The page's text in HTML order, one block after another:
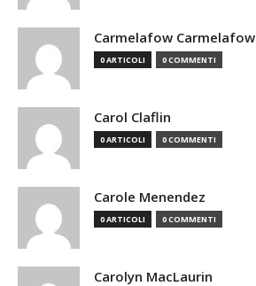
Carmelafow Carmelafow
0 ARTICOLI 0 COMMENTI
Carol Claflin
0 ARTICOLI 0 COMMENTI
Carole Menendez
0 ARTICOLI 0 COMMENTI
Carolyn MacLaurin